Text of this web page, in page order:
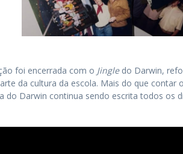
foi encerrada com o Jingle do Darwin,
da cultura da escola. Mais do que
do Darwin continua sendo escrita todos os